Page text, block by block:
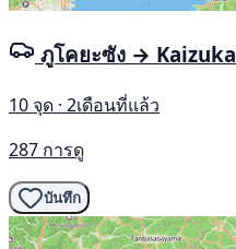
ภูโคยะซัง → Kaizuka
10 จุด · 2เดือนที่แล้ว
287 การดู
บันทึก